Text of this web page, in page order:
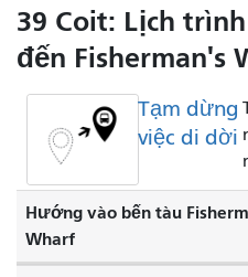
39 Coit: Lịch
đến Fisherman's
Tạm dừng
việc di dời
Hướng vào bến tàu
Wharf